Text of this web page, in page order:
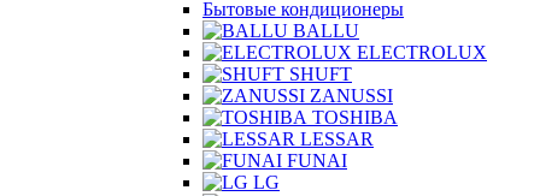
Бытовые кондиционеры
BALLU
ELECTROLUX
SHUFT
ZANUSSI
TOSHIBA
LESSAR
FUNAI
LG